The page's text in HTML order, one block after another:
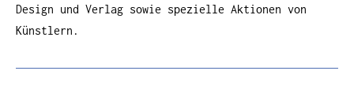
Design und Verlag sowie spezielle Aktionen von
Künstlern.